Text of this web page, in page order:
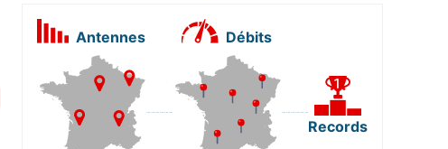
Antennes Débits
Records